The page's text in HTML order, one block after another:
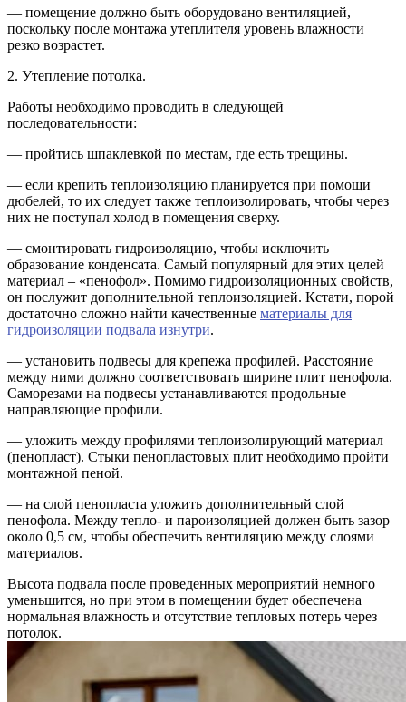
— помещение должно быть оборудовано вентиляцией,
поскольку после монтажа утеплителя уровень влажности
резко возрастет.
2. Утепление потолка.
Работы необходимо проводить в следующей
последовательности:
— пройтись шпаклевкой по местам, где есть трещины.
— если крепить теплоизоляцию планируется при помощи
дюбелей, то их следует также теплоизолировать, чтобы через
них не поступал холод в помещения сверху.
— смонтировать гидроизоляцию, чтобы исключить
образование конденсата. Самый популярный для этих целей
материал – «пенофол». Помимо гидроизоляционных свойств,
он послужит дополнительной теплоизоляцией. Кстати, порой
достаточно сложно найти качественные материалы для
гидроизоляции подвала изнутри.
— установить подвесы для крепежа профилей. Расстояние
между ними должно соответствовать ширине плит пенофола.
Саморезами на подвесы устанавливаются продольные
направляющие профили.
— уложить между профилями теплоизолирующий материал
(пенопласт). Стыки пенопластовых плит необходимо пройти
монтажной пеной.
— на слой пенопласта уложить дополнительный слой
пенофола. Между тепло- и пароизоляцией должен быть зазор
около 0,5 см, чтобы обеспечить вентиляцию между слоями
материалов.
Высота подвала после проведенных мероприятий немного
уменьшится, но при этом в помещении будет обеспечена
нормальная влажность и отсутствие тепловых потерь через
потолок.